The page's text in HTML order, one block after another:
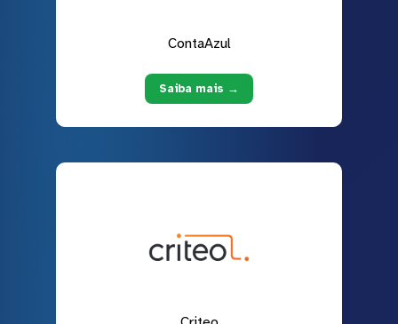
ContaAzul
Saiba mais →